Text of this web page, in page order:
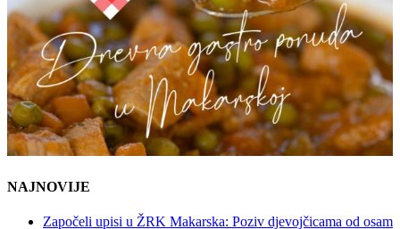
NAJNOVIJE
Započeli upisi u ŽRK Makarska: Poziv djevojčicama od osam